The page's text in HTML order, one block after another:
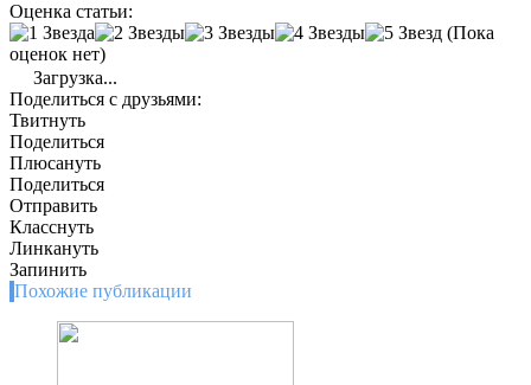
Оценка статьи:
(Пока
оценок нет)
Загрузка...
Поделиться с друзьями:
Твитнуть
Поделиться
Плюсануть
Поделиться
Отправить
Класснуть
Линкануть
Запинить
Похожие публикации